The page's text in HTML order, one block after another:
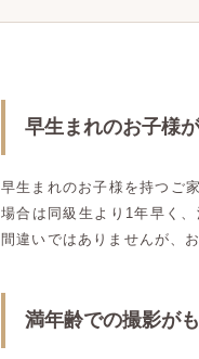
早生まれのお子様
早生まれのお子様を持つご
場合は同級生より1年早く
間違いではありませんが、
満年齢での撮影が